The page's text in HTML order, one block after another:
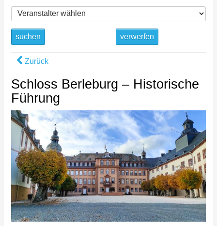
suchen verwerfen
Zurück
Schloss Berleburg – Historische
Führung